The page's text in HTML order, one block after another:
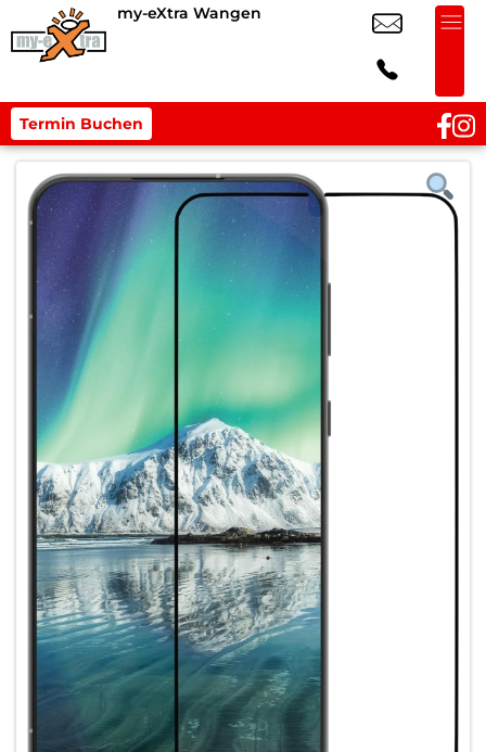
my-eXtra Wangen
Termin Buchen